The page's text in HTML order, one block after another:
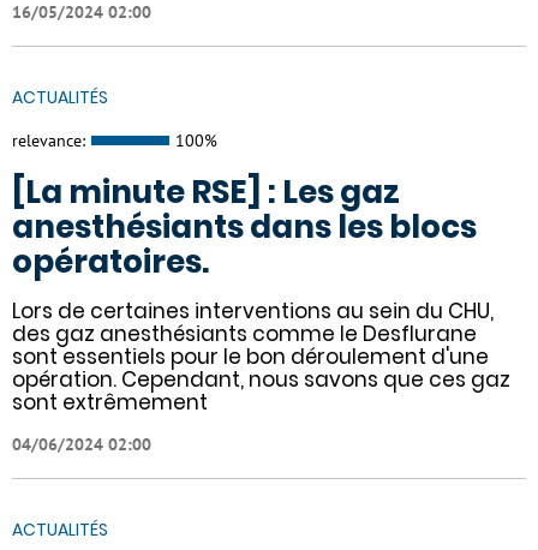
16/05/2024 02:00
ACTUALITÉS
relevance: 100%
[La minute RSE] : Les gaz
anesthésiants dans les blocs
opératoires.
​​Lors de certaines interventions au sein du CHU,
des gaz anesthésiants comme le Desflurane
sont essentiels pour le bon déroulement d'une
opération. Cependant, nous savons que ces gaz
sont extrêmement
04/06/2024 02:00
ACTUALITÉS